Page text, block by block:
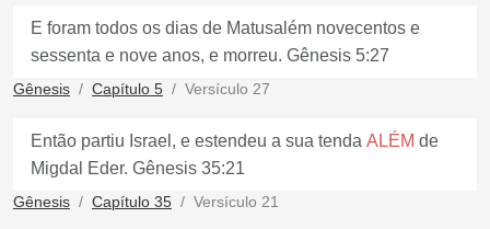
E foram todos os dias de Matusalém novecentos e
sessenta e nove anos, e morreu. Gênesis 5:27
Gênesis Capítulo 5 Versículo 27
Então partiu Israel, e estendeu a sua tenda ALÉM de
Migdal Eder. Gênesis 35:21
Gênesis Capítulo 35 Versículo 21